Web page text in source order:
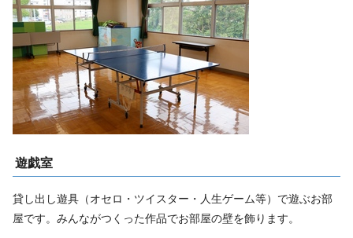
遊戯室
貸し出し遊具（オセロ・ツイスター・人生ゲーム等）で遊ぶお部
屋です。みんながつくった作品でお部屋の壁を飾ります。